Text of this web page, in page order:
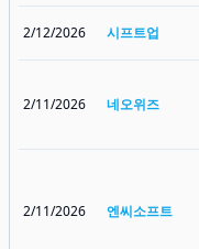
2/12/2026 시프트업
2/11/2026 네오위즈
2/11/2026 엔씨소프트